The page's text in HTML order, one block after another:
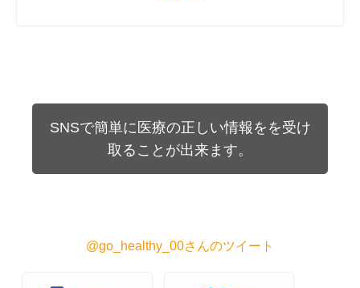
SNSで簡単に医療の正しい情報をを受け
取ることが出来ます。
@go_healthy_00さんのツイート